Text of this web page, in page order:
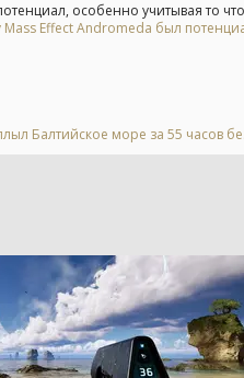
особенно учитывая то
Mass Effect Andromeda был
Балтийское море за 55 часов